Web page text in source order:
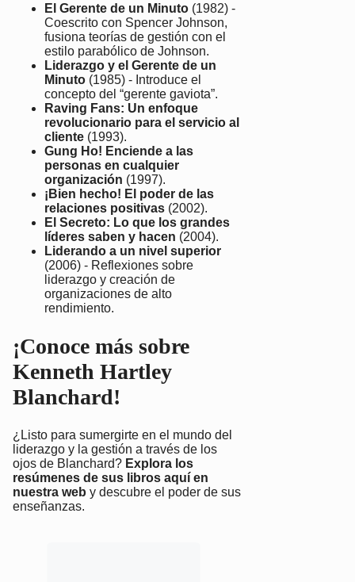
El Gerente de un Minuto (1982) -
Coescrito con Spencer Johnson,
fusiona teorías de gestión con el
estilo parabólico de Johnson.
Liderazgo y el Gerente de un
Minuto (1985) - Introduce el
concepto del “gerente gaviota”.
Raving Fans: Un enfoque
revolucionario para el servicio al
cliente (1993).
Gung Ho! Enciende a las
personas en cualquier
organización (1997).
¡Bien hecho! El poder de las
relaciones positivas (2002).
El Secreto: Lo que los grandes
líderes saben y hacen (2004).
Liderando a un nivel superior
(2006) - Reflexiones sobre
liderazgo y creación de
organizaciones de alto
rendimiento.
¡Conoce más sobre
Kenneth Hartley
Blanchard!
¿Listo para sumergirte en el mundo del
liderazgo y la gestión a través de los
ojos de Blanchard? Explora los
resúmenes de sus libros aquí en
nuestra web y descubre el poder de sus
enseñanzas.